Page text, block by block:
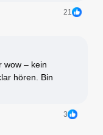
21
wow – kein
hören. Bin
3